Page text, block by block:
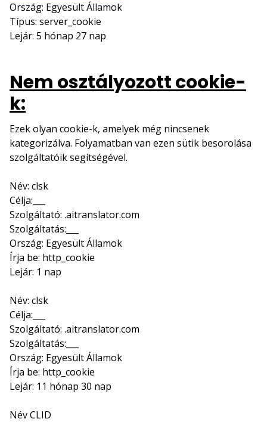
Ország: Egyesült Államok
Típus: server_cookie
Lejár: 5 hónap 27 nap
Nem osztályozott cookie-
k:
Ezek olyan cookie-k, amelyek még nincsenek
kategorizálva. Folyamatban van ezen sütik besorolása
szolgáltatóik segítségével.
Név: clsk
Célja:___
Szolgáltató: .aitranslator.com
Szolgáltatás:___
Ország: Egyesült Államok
Írja be: http_cookie
Lejár: 1 nap
Név: clsk
Célja:___
Szolgáltató: .aitranslator.com
Szolgáltatás:___
Ország: Egyesült Államok
Írja be: http_cookie
Lejár: 11 hónap 30 nap
Név CLID